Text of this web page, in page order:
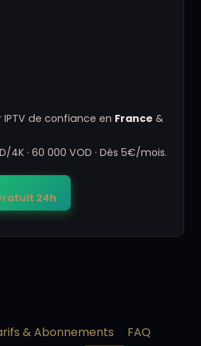
de confiance en France &
4K · 60 000 VOD · Dès 5€/mois.
24h
& Abonnements
FAQ